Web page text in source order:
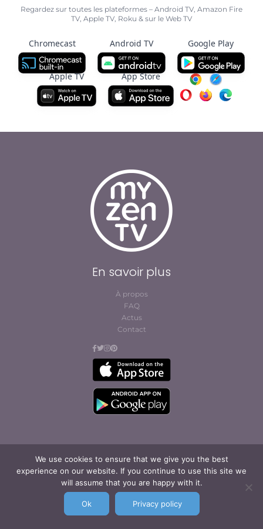
Regardez sur toutes les plateformes – Android TV, Amazon Fire
TV, Apple TV, Roku & sur le Web TV
Chromecast Android TV Google Play
Apple TV App Store
We use cookies to ensure that we give you the best
experience on our website. If you continue to use this site we
will assume that you are happy with it.
Ok Privacy policy
En savoir plus
À propos
FAQ
Actus
Contact
© Cofites 2023. All rights reserved.
Conditions générales
d’abonnement et
d’utilisation
Mentions légales